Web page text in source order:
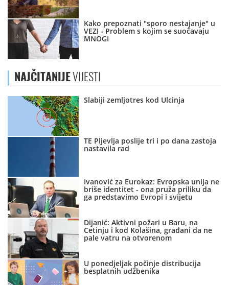
Kako prepoznati "sporo nestajanje" u
VEZI - Problem s kojim se suočavaju
MNOGI
NAJČITANIJEVIJESTI
Slabiji zemljotres kod Ulcinja
TE Pljevlja poslije tri i po dana zastoja
nastavila rad
Ivanović za Eurokaz: Evropska unija ne
briše identitet - ona pruža priliku da
ga predstavimo Evropi i svijetu
Dijanić: Aktivni požari u Baru, na
Cetinju i kod Kolašina, građani da ne
pale vatru na otvorenom
U ponedjeljak počinje distribucija
besplatnih udžbenika